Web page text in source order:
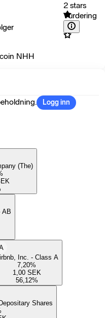
2 stars
Vurdering
NHH
Logg inn
(The)
AB
Inc. - Class A
7,20%
1,00 SEK
56,12%
Shares